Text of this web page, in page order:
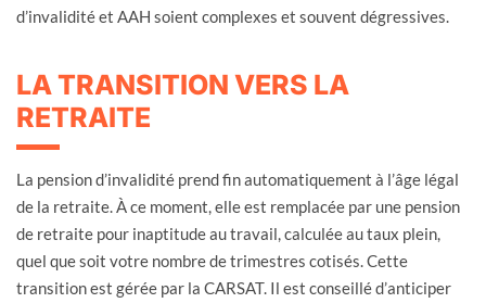
d’invalidité et AAH soient complexes et souvent dégressives.
LA TRANSITION VERS LA
RETRAITE
La pension d’invalidité prend fin automatiquement à l’âge légal
de la retraite. À ce moment, elle est remplacée par une pension
de retraite pour inaptitude au travail, calculée au taux plein,
quel que soit votre nombre de trimestres cotisés. Cette
transition est gérée par la CARSAT. Il est conseillé d’anticiper